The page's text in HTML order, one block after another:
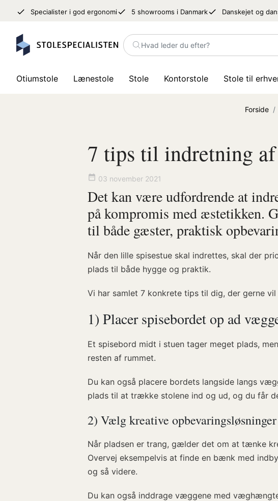
done Specialister i god ergonomidone 5 showrooms i Danmarkdone Danskejet og
Hvad leder du efter?
Otiumstole Lænestole Stole Kontorstole Stole til
Forside
7 tips til indretning
date_range 03 november 2021
Det kan være udfordrende at
på kompromis med æstetikken.
til både gæster, praktisk
Når den lille spisestue skal indrettes, skal der
plads til både hygge og praktik.
Vi har samlet 7 konkrete tips til dig, der gerne
1) Placer spisebordet op ad
Et spisebord midt i stuen tager meget plads,
resten af rummet.
Du kan også placere bordets langside langs
plads til at trække stolene ind og ud, og du får
2) Vælg kreative opbevaringsløsninger
Når pladsen er trang, gælder det om at tænke
Overvej eksempelvis at finde en bænk med
og så videre.
Du kan også inddrage væggene med